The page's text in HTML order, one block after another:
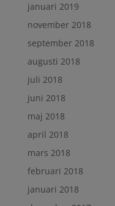
januari 2019
november 2018
september 2018
augusti 2018
juli 2018
juni 2018
maj 2018
april 2018
mars 2018
februari 2018
januari 2018